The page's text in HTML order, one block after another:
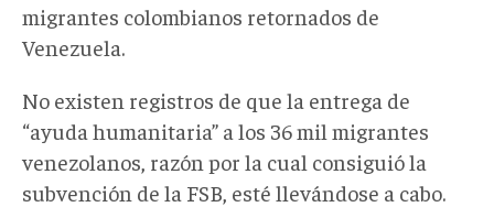
migrantes colombianos retornados de
Venezuela.
No existen registros de que la entrega de
“ayuda humanitaria” a los 36 mil migrantes
venezolanos, razón por la cual consiguió la
subvención de la FSB, esté llevándose a cabo.